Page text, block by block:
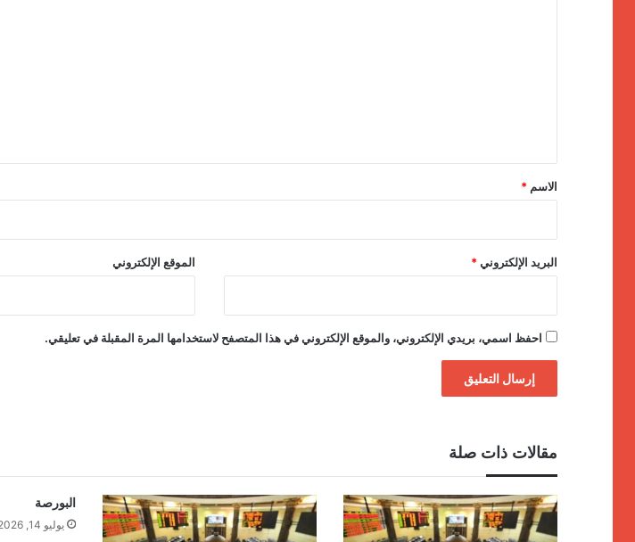
*
الاسم *
البريد الإلكتروني * الموقع الإلكتروني
احفظ اسمي، بريدي الإلكتروني، والموقع الإلكتروني في هذا المتصفح لاستخدامها المرة المقبلة في تعليقي.
مقالات ذات صلة
البورصة
يوليو 14, 2026